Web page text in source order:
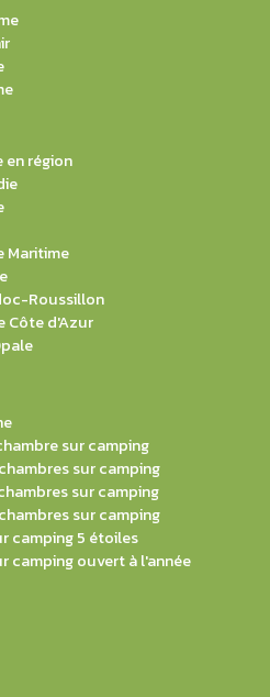
région
Maritime
Roussillon
Côte d'Azur
sur camping
sur camping
sur camping
sur camping
camping 5 étoiles
camping ouvert à l'année